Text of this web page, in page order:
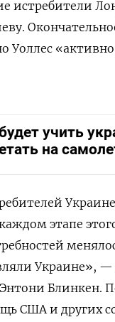
истребители
Уоллес
учить
на
этапе
Украине», —
Энтони Блинкен.
США и других